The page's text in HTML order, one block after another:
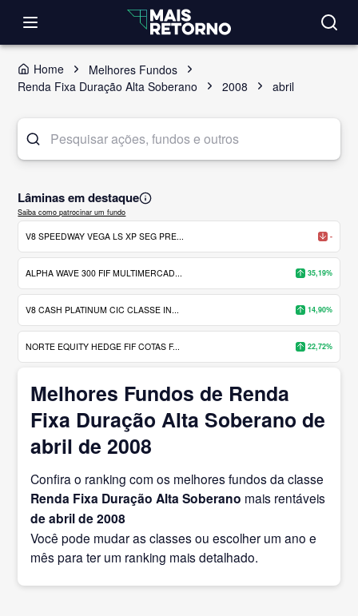
Home
Melhores Fundos
Renda Fixa Duração Alta Soberano
2008 abril
Lâminas em destaque
Saiba como patrocinar um fundo
V8 SPEEDWAY VEGA LS XP SEG PRE... -
ALPHA WAVE 300 FIF MULTIMERCAD... 35,19%
V8 CASH PLATINUM CIC CLASSE IN... 14,90%
NORTE EQUITY HEDGE FIF COTAS F... 22,72%
Melhores Fundos de Renda
Fixa Duração Alta Soberano de
abril de 2008
Confira o ranking com os melhores fundos da classe
Renda Fixa Duração Alta Soberano mais rentáveis
de abrilde 2008
Você pode mudar as classes ou escolher um ano e
mês para ter um ranking mais detalhado.